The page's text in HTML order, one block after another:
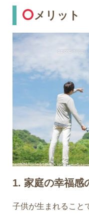
メリット
1. 家庭の幸福感
子供が生まれること